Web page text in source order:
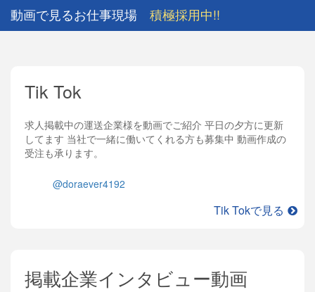
動画で見るお仕事現場 積極採用中!!
Tik Tok
求人掲載中の運送企業様を動画でご紹介 平日の夕方に更新
してます 当社で一緒に働いてくれる方も募集中 動画作成の
受注も承ります。
Tik Tokで見る
@doraever4192
掲載企業インタビュー動画